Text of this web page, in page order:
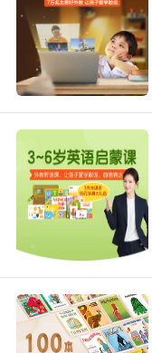
第一，在线学
以往传统的课堂
孩子来说也是一
持好奇心和兴趣
学英语具有灵活
有可移动性，随
在手机上，电脑
资源，不仅不
长们对孩子学习
语可以让学英语
以跟孩子们互动
孩子们互动，充
学得开心愉悦，